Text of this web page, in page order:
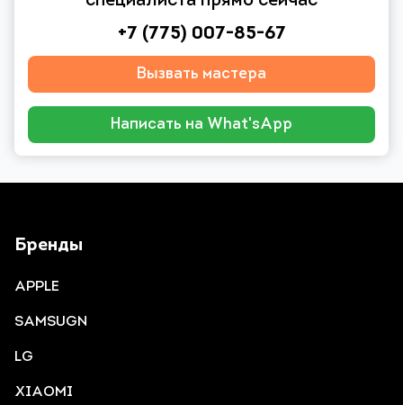
+7 (775) 007-85-67
Вызвать мастера
Написать на What'sApp
Бренды
APPLE
SAMSUGN
LG
XIAOMI